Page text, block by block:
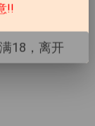
!!
18，离开